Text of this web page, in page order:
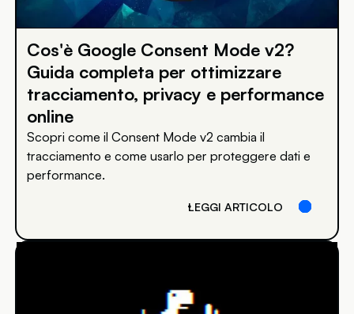
Cos'è Google Consent Mode v2?
Guida completa per ottimizzare
tracciamento, privacy e performance
online
Scopri come il Consent Mode v2 cambia il
tracciamento e come usarlo per proteggere dati e
performance.
LEGGI ARTICOLO